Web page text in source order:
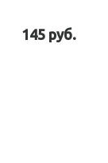
145 руб.